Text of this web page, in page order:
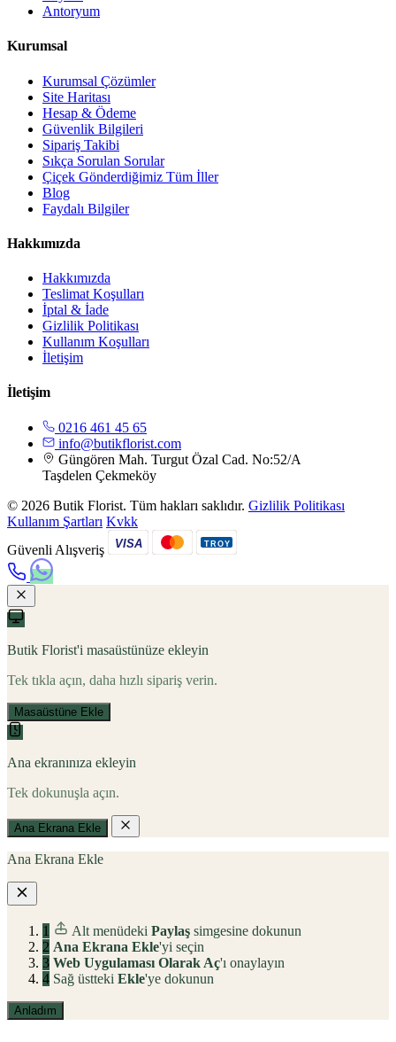
Antoryum
Kurumsal
Kurumsal Çözümler
Site Haritası
Hesap & Ödeme
Güvenlik Bilgileri
Sipariş Takibi
Sıkça Sorulan Sorular
Çiçek Gönderdiğimiz Tüm İller
Blog
Faydalı Bilgiler
Hakkımızda
Hakkımızda
Teslimat Koşulları
İptal & İade
Gizlilik Politikası
Kullanım Koşulları
İletişim
İletişim
0216 461 45 65
info@butikflorist.com
Güngören Mah. Turgut Özal Cad. No:52/A
Taşdelen Çekmeköy
© 2026 Butik Florist. Tüm hakları saklıdır. Gizlilik Politikası
Kullanım Şartları Kvkk
Güvenli Alışveriş
VISA TROY
Butik Florist'i masaüstünüze ekleyin
Tek tıkla açın, daha hızlı sipariş verin.
Masaüstüne Ekle
Ana ekranınıza ekleyin
Tek dokunuşla açın.
Ana Ekrana Ekle
Ana Ekrana Ekle
1 Alt menüdeki Paylaş simgesine dokunun
2 Ana Ekrana Ekle'yi seçin
3 Web Uygulaması Olarak Aç'ı onaylayın
4 Sağ üstteki Ekle'ye dokunun
Anladım